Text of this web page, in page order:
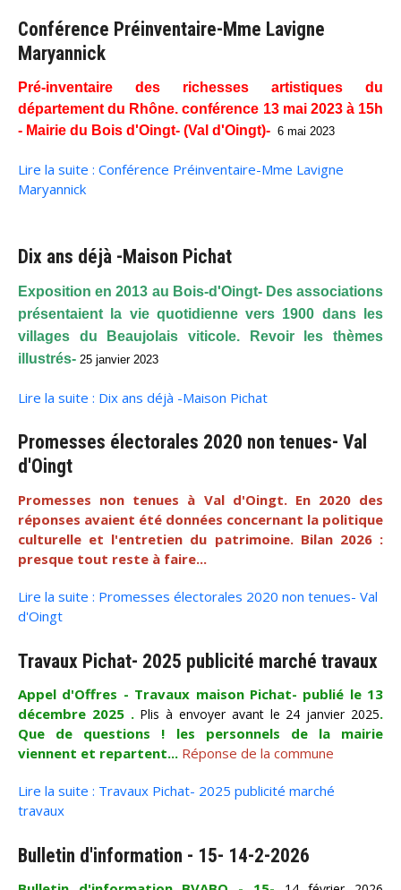
Conférence Préinventaire-Mme Lavigne
Maryannick
Pré-inventaire des richesses artistiques du
département du Rhône. conférence 13 mai 2023 à 15h
- Mairie du Bois d'Oingt- (Val d'Oingt)- 6 mai 2023
Lire la suite : Conférence Préinventaire-Mme Lavigne
Maryannick
Dix ans déjà -Maison Pichat
Exposition en 2013 au Bois-d'Oingt- Des associations
présentaient la vie quotidienne vers 1900 dans les
villages du Beaujolais viticole. Revoir les thèmes
illustrés- 25 janvier 2023
Lire la suite : Dix ans déjà -Maison Pichat
Promesses électorales 2020 non tenues- Val
d'Oingt
Promesses non tenues à Val d'Oingt. En 2020 des
réponses avaient été données concernant la politique
culturelle et l'entretien du patrimoine. Bilan 2026 :
presque tout reste à faire...
Lire la suite : Promesses électorales 2020 non tenues- Val
d'Oingt
Travaux Pichat- 2025 publicité marché travaux
Appel d'Offres - Travaux maison Pichat- publié le 13
décembre 2025 . Plis à envoyer avant le 24 janvier 2025.
Que de questions ! les personnels de la mairie
viennent et repartent... Réponse de la commune
Lire la suite : Travaux Pichat- 2025 publicité marché
travaux
Bulletin d'information - 15- 14-2-2026